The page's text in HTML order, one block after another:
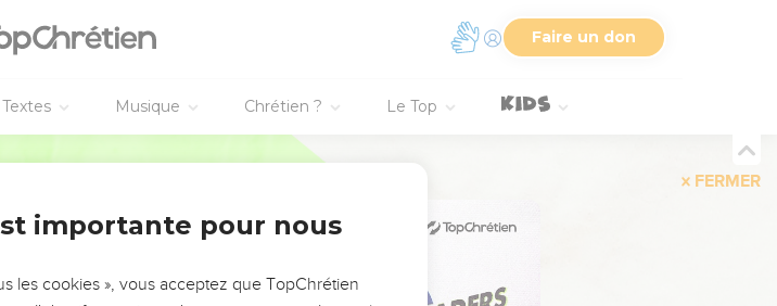
Faire un don
Textes Musique Chrétien ? Le Top
FERMER
!
importante pour nous
les cookies », vous acceptez que TopChrétien